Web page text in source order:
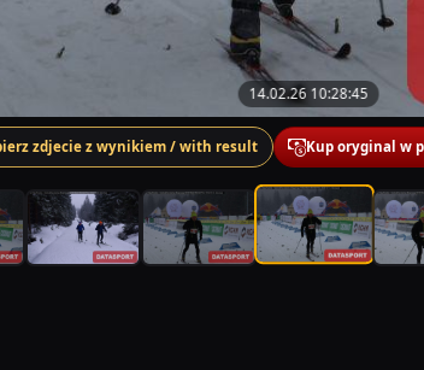
14.02.26 10:28:45
zdjecie z wynikiem / with result Kup oryginal w